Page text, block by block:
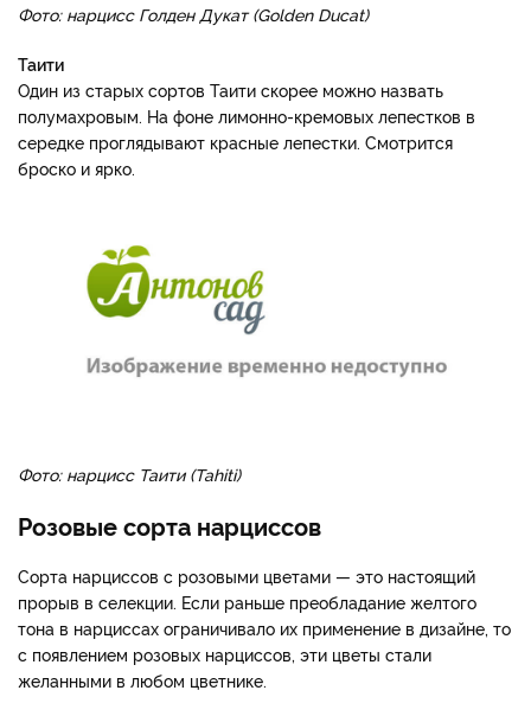
Фото: нарцисс Голден Дукат (Golden Ducat)
Таити
Один из старых сортов Таити скорее можно назвать
полумахровым. На фоне лимонно-кремовых лепестков в
середке проглядывают красные лепестки. Смотрится
броско и ярко.
Фото: нарцисс Таити (Tahiti)
Розовые сорта нарциссов
Сорта нарциссов с розовыми цветами — это настоящий
прорыв в селекции. Если раньше преобладание желтого
тона в нарциссах ограничивало их применение в дизайне, то
с появлением розовых нарциссов, эти цветы стали
желанными в любом цветнике.